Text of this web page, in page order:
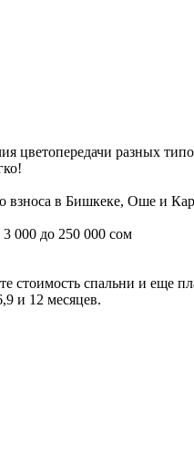
цветопередачи разных
взноса в Бишкеке, Оше и
3 000 до 250 000 сом
стоимость спальни и еще
и 12 месяцев.